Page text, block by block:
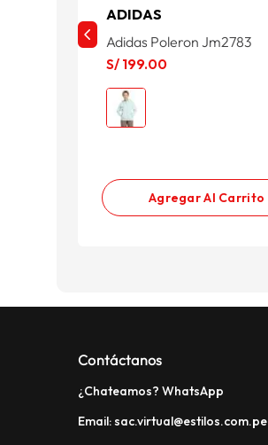
ADIDAS
Adidas Poleron Jm2783
S/ 199.00
Agregar Al Carrito
Contáctanos
¿Chateamos? WhatsApp
Email: sac.virtual@estilos.com.pe